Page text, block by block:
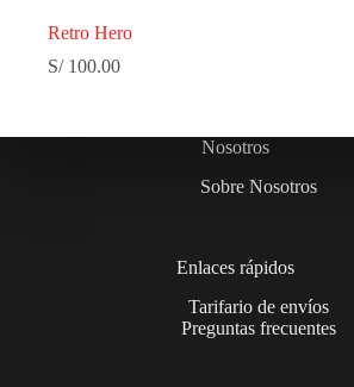
Retro Hero
S/100.00
Nosotros
Sobre Nosotros
Enlaces rápidos
Tarifario de envíos
Preguntas frecuentes